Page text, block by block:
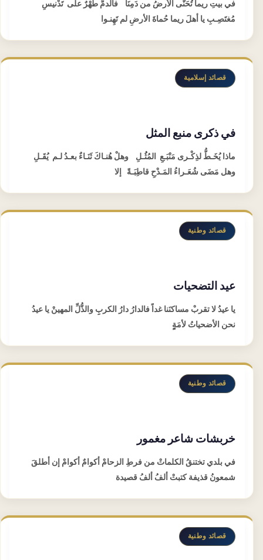
في بيتِ ريما تُحَنَّى الأرضُ من دَمِنَا فالدمُّ طُهْرٌ على تَدْنيسِ
مُغتَصِـبِ يا أهلَ ريما حُماةَ الأرضِ لم تَهِنـوا
قصائد إسلامية
في ذكرى منبع المثل
ماذا يُخَـطُّ لذِكْـرى مَنْبَـعِ المُثُُـلِ وهلْ هُنـاكَ ثَنَـاءٌ بعـدُ لـم يُقَـلِ
وهل مَضَى شُعَـراءُ المَـدْحِ قاطِبَـةً إلا
قصائد وطنية
عيد التضحيات
يا عيدُ لا تقربْ مساكنَنا غداً فالدارُ دارُ الكربِِ والذُّلِّ المهينْ يا عيدُ
نحن الأضحياتُ لأمَةٍٍ
قصائد وطنية
خربشات شاعر مغمور
في بلدي تختنقُ الكلماتْ من فرطِ الزحامْ أكوامٌ أكوامْ إن أطلقَ
شمعونُ قذيفة كتبتْ ألفُ ألفُ قصيدة
قصائد وطنية